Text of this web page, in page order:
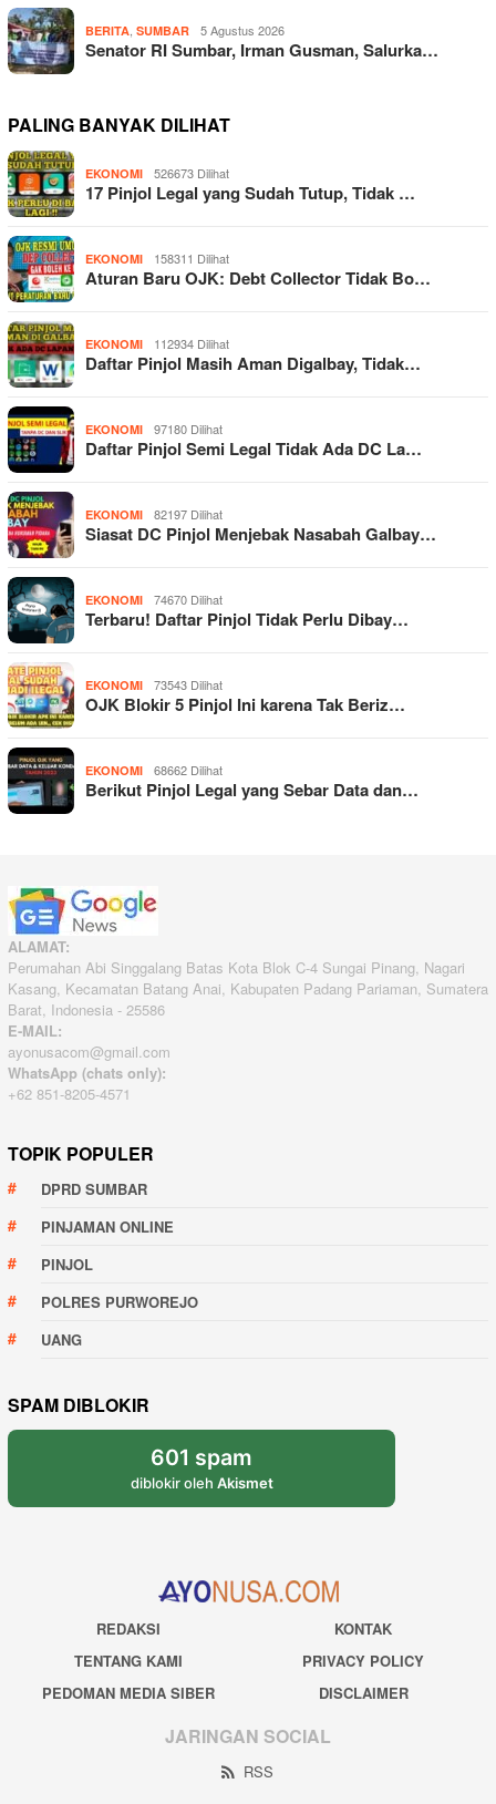
BERITA, SUMBAR 5 Agustus 2026
Senator RI Sumbar, Irman Gusman, Salurka…
PALING BANYAK DILIHAT
EKONOMI 526673 Dilihat
17 Pinjol Legal yang Sudah Tutup, Tidak …
EKONOMI 158311 Dilihat
Aturan Baru OJK: Debt Collector Tidak Bo…
EKONOMI 112934 Dilihat
Daftar Pinjol Masih Aman Digalbay, Tidak…
EKONOMI 97180 Dilihat
Daftar Pinjol Semi Legal Tidak Ada DC La…
EKONOMI 82197 Dilihat
Siasat DC Pinjol Menjebak Nasabah Galbay…
EKONOMI 74670 Dilihat
Terbaru! Daftar Pinjol Tidak Perlu Dibay…
EKONOMI 73543 Dilihat
OJK Blokir 5 Pinjol Ini karena Tak Beriz…
EKONOMI 68662 Dilihat
Berikut Pinjol Legal yang Sebar Data dan…
ALAMAT:
Perumahan Abi Singgalang Batas Kota Blok C-4 Sungai Pinang, Nagari
Kasang, Kecamatan Batang Anai, Kabupaten Padang Pariaman, Sumatera
Barat, Indonesia - 25586
E-MAIL:
ayonusacom@gmail.com
WhatsApp (chats only):
+62 851-8205-4571
TOPIK POPULER
DPRD SUMBAR
PINJAMAN ONLINE
PINJOL
POLRES PURWOREJO
UANG
SPAM DIBLOKIR
601 spam
diblokir oleh Akismet
REDAKSI
KONTAK
TENTANG KAMI
PRIVACY POLICY
PEDOMAN MEDIA SIBER
DISCLAIMER
JARINGAN SOCIAL
RSS